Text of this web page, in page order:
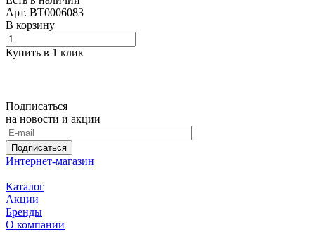
Арт. BT0006083
В корзину
Купить в 1 клик
Подписаться
на новости и акции
Подписаться
Интернет-магазин
Каталог
Акции
Бренды
О компании